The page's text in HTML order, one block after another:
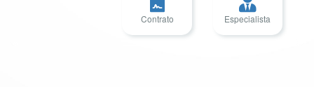
Especialista
Contrato